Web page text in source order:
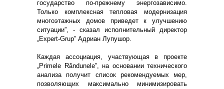
государство по-прежнему энергозависимо.
Только комплексная тепловая модернизация
многоэтажных домов приведет к улучшению
ситуации”, - сказал исполнительный директор
„Expert-Grup” Адриан Лупушор.
Каждая ассоциация, участвующая в проекте
„Primele Rândunele”, на основании технического
анализа получит список рекомендуемых мер,
позволяющих максимально минимизировать